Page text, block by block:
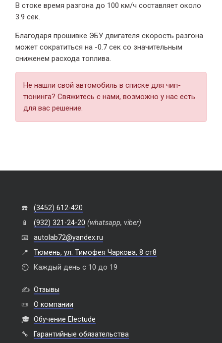
В стоке время разгонадо 100 км/ч составляет около
3.9 сек.
Благодаря прошивке ЭБУ двигателя скорость разгона
может сократиться на -0.7 сек со значительным
сниженем расхода топлива.
Не нашли свой автомобиль в списке для чип-
тюнинга? Свяжитесь с нами, возможно у нас есть
для вас решение.
☎️
(3452) 612-420
📱
(932) 321-24-20 (whatsapp, viber)
📧
autolab72@yandex.ru
📍
Тюмень, ул. Тимофея Чаркова, 8 ст8
⏲️
Каждый день с 10 до 19
✍️ Отзывы
📜
О компании
🎓 Обучение Electude
🔧
Гарантийные обязательства